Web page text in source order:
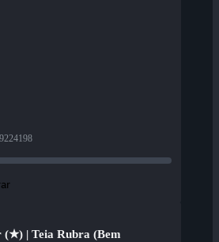
(★) | Teia Rubra (Bem